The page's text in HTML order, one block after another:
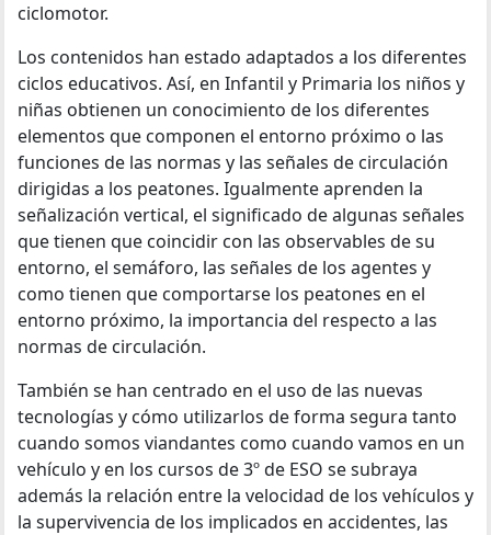
ciclomotor.
Los contenidos han estado adaptados a los diferentes
ciclos educativos. Así, en Infantil y Primaria los niños y
niñas obtienen un conocimiento de los diferentes
elementos que componen el entorno próximo o las
funciones de las normas y las señales de circulación
dirigidas a los peatones. Igualmente aprenden la
señalización vertical, el significado de algunas señales
que tienen que coincidir con las observables de su
entorno, el semáforo, las señales de los agentes y
como tienen que comportarse los peatones en el
entorno próximo, la importancia del respecto a las
normas de circulación.
También se han centrado en el uso de las nuevas
tecnologías y cómo utilizarlos de forma segura tanto
cuando somos viandantes como cuando vamos en un
vehículo y en los cursos de 3º de ESO se subraya
además la relación entre la velocidad de los vehículos y
la supervivencia de los implicados en accidentes, las